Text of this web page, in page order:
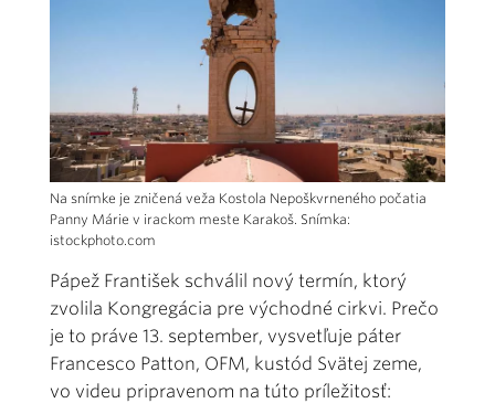
Na snímke je zničená veža Kostola Nepoškvrneného počatia
Panny Márie v irackom meste Karakoš. Snímka:
istockphoto.com
Pápež František schválil nový termín, ktorý
zvolila Kongregácia pre východné cirkvi. Prečo
je to práve 13. september, vysvetľuje páter
Francesco Patton, OFM, kustód Svätej zeme,
vo videu pripravenom na túto príležitosť: